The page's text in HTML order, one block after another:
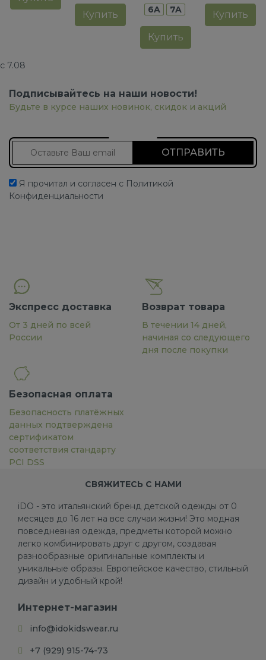
Купить
6A
7A
Купить
Купить
с 7.08
Подписывайтесь на наши новости!
Будьте в курсе наших новинок, скидок и акций
Я прочитал и согласен с Политикой
Конфиденциальности
Экспресс доставка
От 3 дней по всей
России
Возврат товара
В течении 14 дней,
начиная со следующего
дня после покупки
Безопасная оплата
Безопасность платёжных
данных подтверждена
сертификатом
соответствия стандарту
PCI DSS
СВЯЖИТЕСЬ С НАМИ
iDO - это итальянский бренд детской одежды от 0
месяцев до 16 лет на все случаи жизни! Это модная
повседневная одежда, предметы которой можно
легко комбинировать друг с другом, создавая
разнообразные оригинальные комплекты и
уникальные образы. Европейское качество, стильный
дизайн и удобный крой!
Интернет-магазин
info@idokidswear.ru
+7 (929) 915-74-73